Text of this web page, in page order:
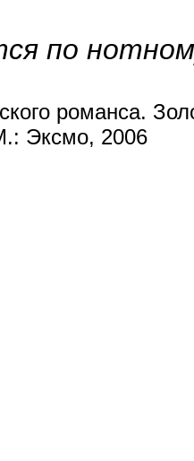
по
романса.
Эксмо, 2006